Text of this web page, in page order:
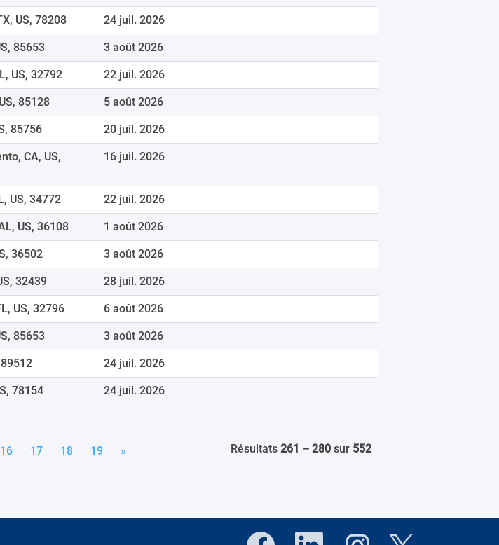
US, 78208 24 juil. 2026
85653 3 août 2026
US, 32792 22 juil. 2026
85128 5 août 2026
85756 20 juil. 2026
CA, US,
16 juil. 2026
US, 34772 22 juil. 2026
US, 36108 1 août 2026
36502 3 août 2026
32439 28 juil. 2026
US, 32796 6 août 2026
85653 3 août 2026
89512 24 juil. 2026
78154 24 juil. 2026
Résultats 261 – 280 sur 552
16 17 18 19 »
S
S
S